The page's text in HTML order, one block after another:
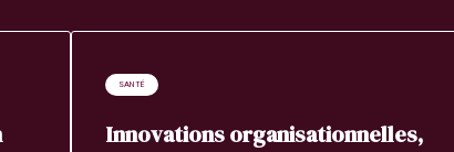
SANTÉ
Innovations organisationnelles,